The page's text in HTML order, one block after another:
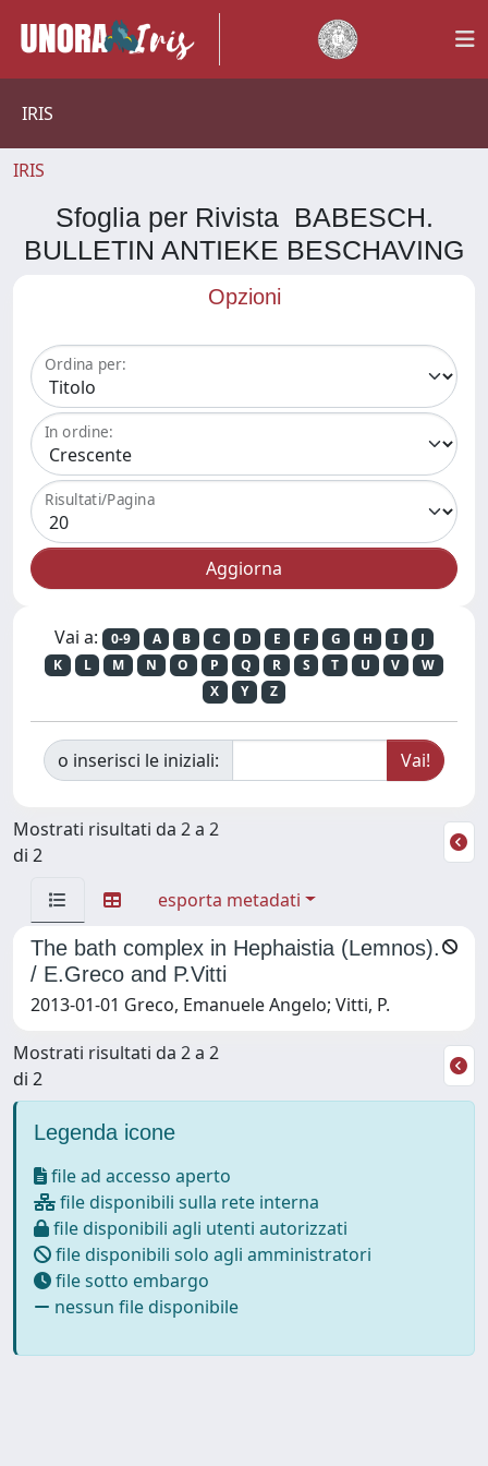
IRIS
IRIS
Sfoglia per Rivista BABESCH.
BULLETIN ANTIEKE BESCHAVING
Opzioni
Ordina per:
In ordine:
Risultati/Pagina
Vai a: 0-9 A B C D E F G H I
J
K
L M N O P Q R S T U V
W
X
Y Z
o inserisci le iniziali:
Mostrati risultati da 2 a 2
di 2
esporta metadati
The bath complex in Hephaistia (Lemnos).
/ E.Greco and P.Vitti
2013-01-01 Greco, Emanuele Angelo; Vitti, P.
Mostrati risultati da 2 a 2
di 2
Legenda icone
file ad accesso aperto
file disponibili sulla rete interna
file disponibili agli utenti autorizzati
file disponibili solo agli amministratori
file sotto embargo
nessun file disponibile